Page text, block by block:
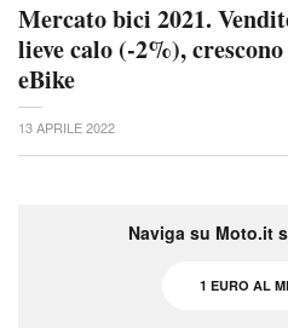
Mercato bici 2021.
lieve calo (-2%),
eBike
13 APRILE 2022
Naviga su Moto.it
1 EURO AL